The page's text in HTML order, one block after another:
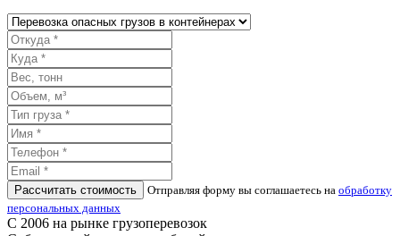
Рассчитать стоимость Отправляя форму вы соглашаетесь на обработку
персональных данных
С 2006 на рынке грузоперевозок